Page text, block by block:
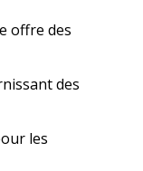
offre des
des
les